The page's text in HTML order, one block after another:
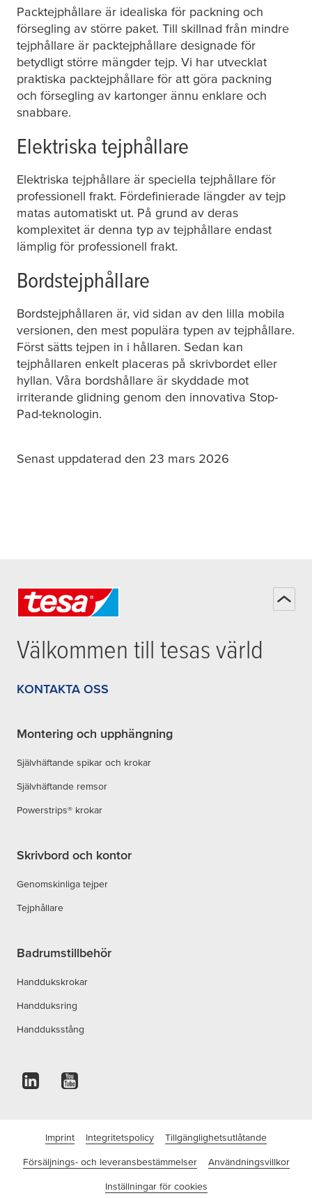
Packtejphållare är idealiska för packning och
försegling av större paket. Till skillnad från mindre
tejphållare är packtejphållare designade för
betydligt större mängder tejp. Vi har utvecklat
praktiska packtejphållare för att göra packning
och försegling av kartonger ännu enklare och
snabbare.
Elektriska tejphållare
Elektriska tejphållare är speciella tejphållare för
professionell frakt. Fördefinierade längder av tejp
matas automatiskt ut. På grund av deras
komplexitet är denna typ av tejphållare endast
lämplig för professionell frakt.
Bordstejphållare
Bordstejphållaren är, vid sidan av den lilla mobila
versionen, den mest populära typen av tejphållare.
Först sätts tejpen in i hållaren. Sedan kan
tejphållaren enkelt placeras på skrivbordet eller
hyllan. Våra bordshållare är skyddade mot
irriterande glidning genom den innovativa Stop-
Pad-teknologin.
Senast uppdaterad den 23 mars 2026
Välkommen till tesas värld
KONTAKTA OSS
Montering och upphängning
Självhäftande spikar och krokar
Självhäftande remsor
Powerstrips® krokar
Skrivbord och kontor
Genomskinliga tejper
Tejphållare
Badrumstillbehör
Handdukskrokar
Handduksring
Handduksstång
Imprint Integritetspolicy Tillgänglighetsutlåtande
Försäljnings- och leveransbestämmelser Användningsvillkor
Inställningar för cookies